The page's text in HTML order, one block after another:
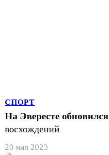
СПОРТ
На Эвересте обновился
восхождений
20 мая 2023